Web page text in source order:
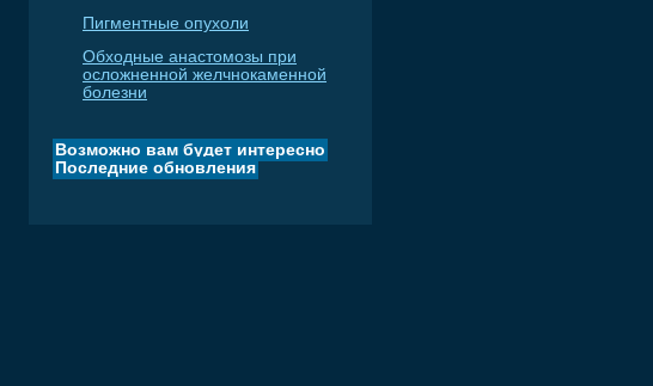
Пигментные опухоли
Обходные анастомозы при
осложненной желчнокаменной
болезни
Возможно вам будет интересно
Последние обновления